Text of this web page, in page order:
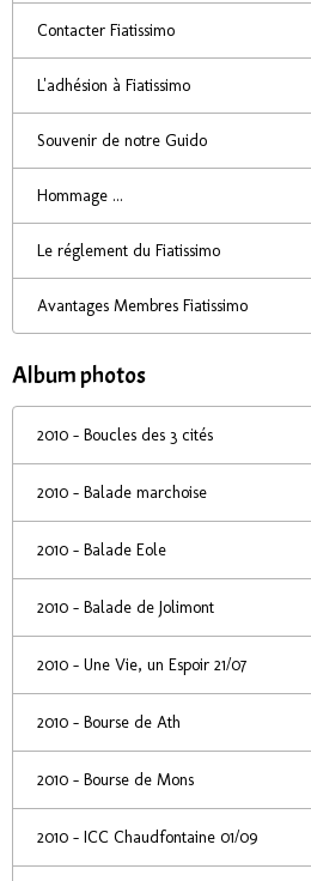
Contacter Fiatissimo
L'adhésion à Fiatissimo
Souvenir de notre Guido
Hommage ...
Le réglement du Fiatissimo
Avantages Membres Fiatissimo
Album photos
2010 - Boucles des 3 cités
2010 - Balade marchoise
2010 - Balade Eole
2010 - Balade de Jolimont
2010 - Une Vie, un Espoir 21/07
2010 - Bourse de Ath
2010 - Bourse de Mons
2010 - ICC Chaudfontaine 01/09